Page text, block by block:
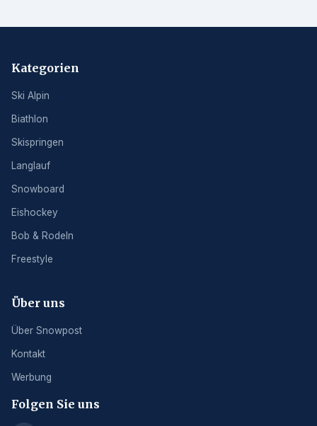
Kategorien
Ski Alpin
Biathlon
Skispringen
Langlauf
Snowboard
Eishockey
Bob & Rodeln
Freestyle
Über uns
Über Snowpost
Kontakt
Werbung
Folgen Sie uns